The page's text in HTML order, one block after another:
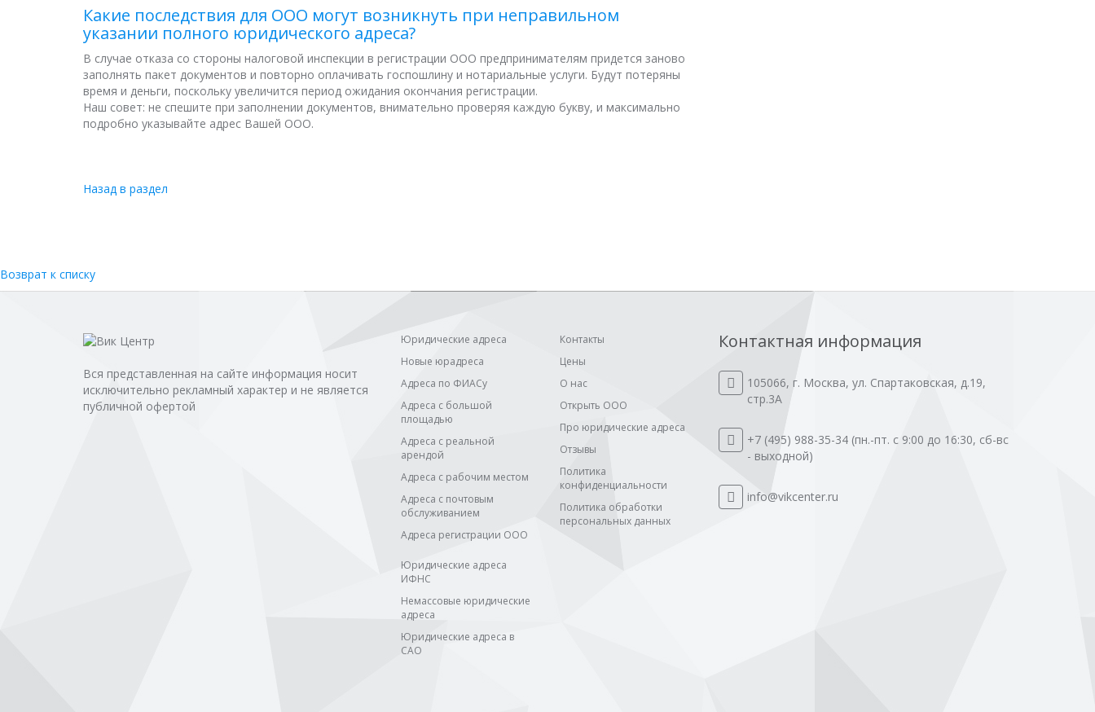
Какие последствия для ООО могут возникнуть при неправильном
указании полного юридического адреса?
В случае отказа со стороны налоговой инспекции в регистрации ООО предпринимателям придется заново
заполнять пакет документов и повторно оплачивать госпошлину и нотариальные услуги. Будут потеряны
время и деньги, поскольку увеличится период ожидания окончания регистрации.
Наш совет: не спешите при заполнении документов, внимательно проверяя каждую букву, и максимально
подробно указывайте адрес Вашей ООО.
Назад в раздел
Возврат к списку
Вся представленная на сайте информация носит
исключительно рекламный характер и не является
публичной офертой
Юридические адреса
Новые юрадреса
Адреса по ФИАСу
Адреса с большой
площадью
Адреса с реальной
арендой
Адреса с рабочим местом
Адреса с почтовым
обслуживанием
Адреса регистрации ООО
Юридические адреса
ИФНС
Немассовые юридические
адреса
Юридические адреса в
САО
Контакты
Цены
О нас
Открыть ООО
Про юридические адреса
Отзывы
Политика
конфиденциальности
Политика обработки
персональных данных
Контактная информация
105066, г. Москва, ул. Спартаковская, д.19,
стр.3А
+7 (495) 988-35-34 (пн.-пт. с 9:00 до 16:30, сб-вс
- выходной)
info@vikcenter.ru